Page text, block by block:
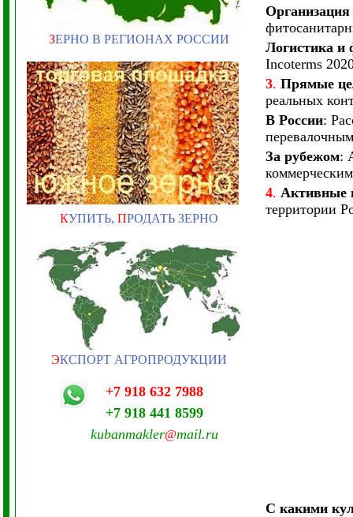
ЗЕРНО В РЕГИОНАХ РОССИИ
КУПИТЬ, ПРОДАТЬ ЗЕРНО
ЭКСПОРТ АГРОПРОДУКЦИИ
+7 918 632 7988
+7 918 441 8599
kubanmakler@mail.ru
Логистика и
Incoterms
3. Прямые
реальных
В России:
За рубежом:
4. Активные
территории
С какими